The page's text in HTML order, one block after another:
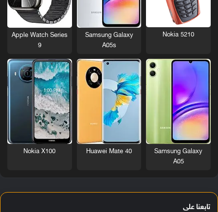
Nokia 5210
Samsung Galaxy
A05s
Apple Watch Series
9
Samsung Galaxy
A05
Huawei Mate 40
Nokia X100
تابعنا على